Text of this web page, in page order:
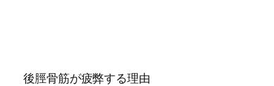
後脛骨筋が疲弊する理由